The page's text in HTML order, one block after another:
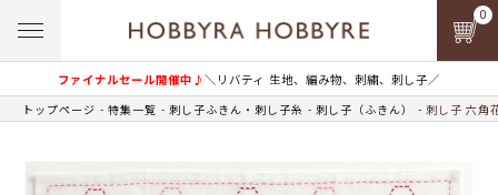
ファイナルセール開催中♪＼リバティ 生地、編み物、刺繍、刺し子／
0
トップページ 特集一覧 刺し子ふきん・刺し子糸 刺し子（ふきん） 刺し子 六角